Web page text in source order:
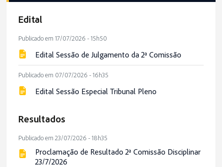
Edital
Publicado em 17/07/2026 - 15h50
Edital Sessão de Julgamento da 2ª Comissão
Publicado em 07/07/2026 - 16h35
Edital Sessão Especial Tribunal Pleno
Resultados
Publicado em 23/07/2026 - 18h35
Proclamação de Resultado 2ª Comissão Disciplinar
23/7/2026